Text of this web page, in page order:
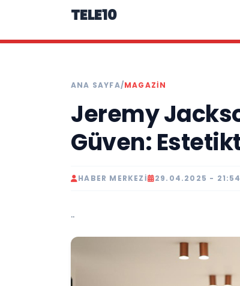
TELE10
ANA SAYFA/MAGAZIN
Jeremy
Güven:
HABER MERKEZI 29.04.2025 - 21:54
..